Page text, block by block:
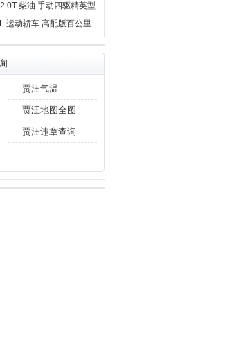
柴油 手动四驱精英型
运动轿车 高配版百公里
贾汪气温
贾汪地图全图
贾汪违章查询